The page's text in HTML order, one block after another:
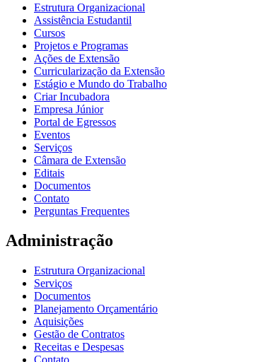
Estrutura Organizacional
Assistência Estudantil
Cursos
Projetos e Programas
Ações de Extensão
Curricularização da Extensão
Estágio e Mundo do Trabalho
Criar Incubadora
Empresa Júnior
Portal de Egressos
Eventos
Serviços
Câmara de Extensão
Editais
Documentos
Contato
Perguntas Frequentes
Administração
Estrutura Organizacional
Serviços
Documentos
Planejamento Orçamentário
Aquisições
Gestão de Contratos
Receitas e Despesas